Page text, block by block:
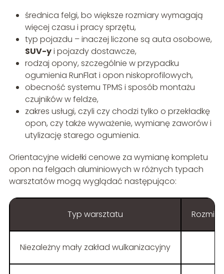
średnica felgi, bo większe rozmiary wymagają
więcej czasu i pracy sprzętu,
typ pojazdu – inaczej liczone są auta osobowe,
SUV-yi pojazdy dostawcze,
rodzaj opony, szczególnie w przypadku
ogumienia RunFlat i opon niskoprofilowych,
obecność systemu TPMS i sposób montażu
czujników w feldze,
zakres usługi, czyli czy chodzi tylko o przekładkę
opon, czy także wyważenie, wymianę zaworów i
utylizację starego ogumienia.
Orientacyjne widełki cenowe za wymianę kompletu
opon na felgach aluminiowych w różnych typach
warsztatów mogą wyglądać następująco:
Typ warsztatu
Niezależny mały zakład wulkanizacyjny